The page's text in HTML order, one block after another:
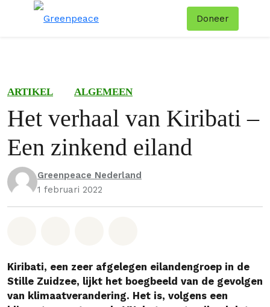
Doneer
ARTIKEL ALGEMEEN
Het verhaal van Kiribati –
Een zinkend eiland
Greenpeace Nederland
1 februari 2022
Kiribati, een zeer afgelegen eilandengroep in de
Stille Zuidzee, lijkt het boegbeeld van de gevolgen
van klimaatverandering. Het is, volgens een